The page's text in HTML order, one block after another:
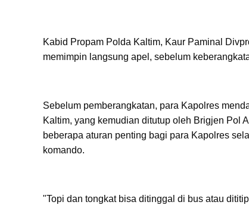
Kabid Propam Polda Kaltim, Kaur Paminal
memimpin langsung apel, sebelum
Sebelum pemberangkatan, para Kapolres
Kaltim, yang kemudian ditutup oleh Brigjen Pol
beberapa aturan penting bagi para Kapolres
komando.
"Topi dan tongkat bisa ditinggal di bus atau